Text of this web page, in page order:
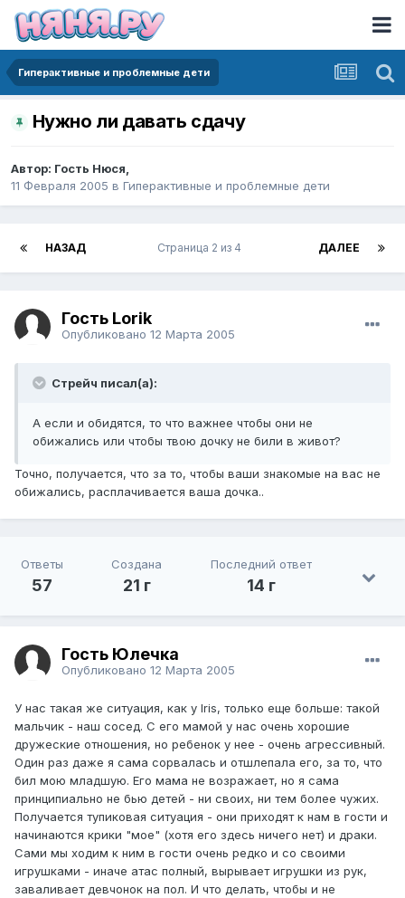
Гиперактивные и проблемные дети
Нужно ли давать сдачу
Автор: Гость Нюся,
11 Февраля 2005 в Гиперактивные и проблемные дети
НАЗАД ДАЛЕЕ
Страница 2 из 4
Гость Lorik
Опубликовано 12 Марта 2005
Стрейч писал(а):
А если и обидятся, то что важнее чтобы они не
обижались или чтобы твою дочку не били в живот?
Точно, получается, что за то, чтобы ваши знакомые на вас не
обижались, расплачивается ваша дочка..
Ответы
57
Создана
21 г
Последний ответ
14 г
Гость Юлечка
Опубликовано 12 Марта 2005
У нас такая же ситуация, как у Iris, только еще больше: такой
мальчик - наш сосед. С его мамой у нас очень хорошие
дружеские отношения, но ребенок у нее - очень агрессивный.
Один раз даже я сама сорвалась и отшлепала его, за то, что
бил мою младшую. Его мама не возражает, но я сама
принципиально не бью детей - ни своих, ни тем более чужих.
Получается тупиковая ситуация - они приходят к нам в гости и
начинаются крики "мое" (хотя его здесь ничего нет) и драки.
Сами мы ходим к ним в гости очень редко и со своими
игрушками - иначе атас полный, вырывает игрушки из рук,
заваливает девчонок на пол. И что делать, чтобы и не